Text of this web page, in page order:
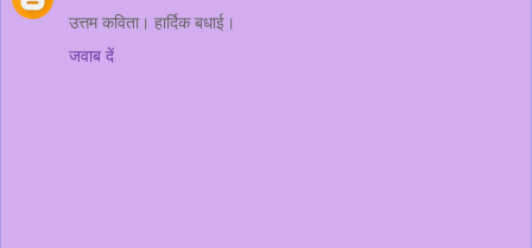
उत्तम कविता। हार्दिक बधाई।
जवाब दें